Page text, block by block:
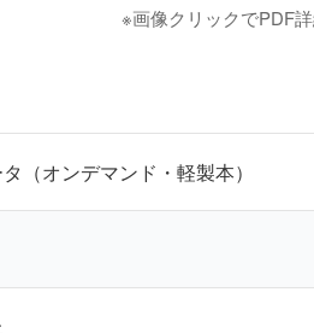
※画像クリックでPDF
（オンデマンド・軽製本）